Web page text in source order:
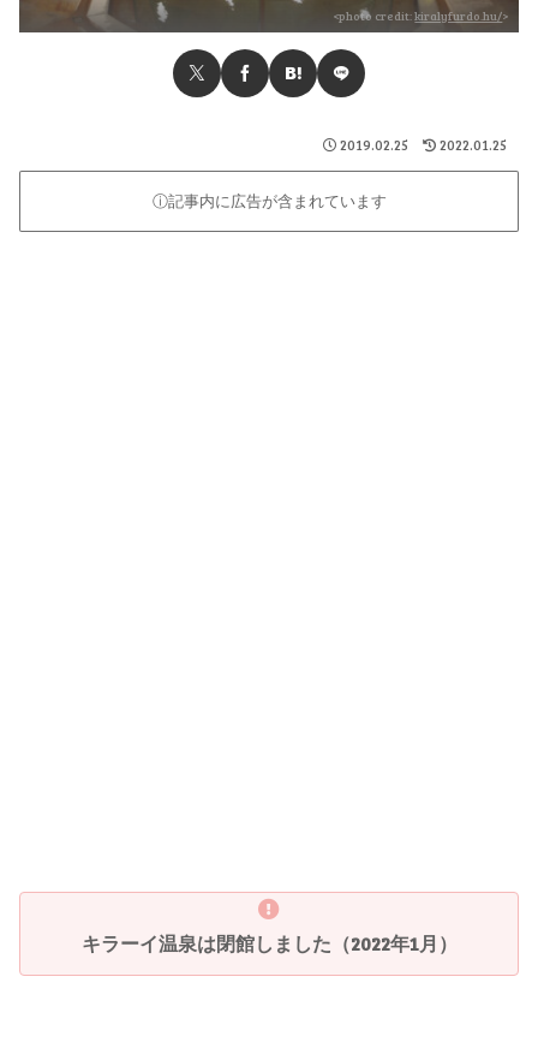
<photo credit:kiralyfurdo.hu/>
2019.02.25 2022.01.25
ⓘ記事内に広告が含まれています
キラーイ温泉は閉館しました（2022年1月）